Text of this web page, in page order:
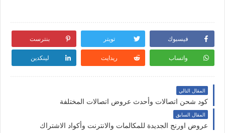
فيسبوك تويتر بنترست
واتساب ريدايت لينكدين
المقال التالي
كود شحن اتصالات وأحدث عروض اتصالات المختلفة
المقال السابق
عروض اورنج الجديدة للمكالمات والانترنت وأكواد الاشتراك